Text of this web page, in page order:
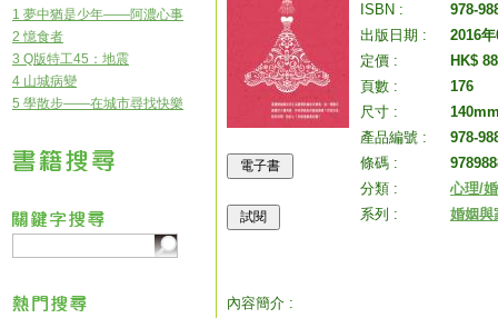
1 夢中猶是少年——阿濃心事
2 憶食者
3 Q版特工45：地震
4 山城病變
5 學散步——在城市尋找快樂
ISBN :
978-
出版日期 :
2016
定價 :
HK$
頁數 :
176
尺寸 :
產品編號 :
978-
條碼 :
分類 :
心理/
系列 :
婚姻與
內容簡介 :